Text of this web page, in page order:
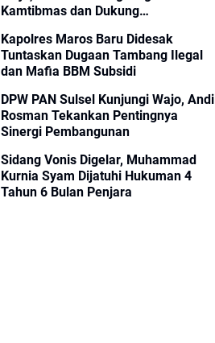
Kamtibmas dan Dukung
Kapolres Maros Baru Didesak
Tuntaskan Dugaan Tambang Ilegal
dan Mafia BBM Subsidi
DPW PAN Sulsel Kunjungi Wajo, Andi
Rosman Tekankan Pentingnya
Sinergi Pembangunan
Sidang Vonis Digelar, Muhammad
Kurnia Syam Dijatuhi Hukuman 4
Tahun 6 Bulan Penjara